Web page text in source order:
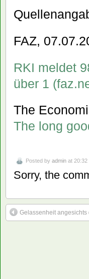
FAZ,
RKI meldet
über 1
The
The long
Posted by admin at 20:32
Sorry, the
Gelassenheit angesichts